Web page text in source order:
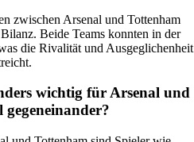
zwischen Arsenal und Tottenham
Beide Teams konnten in der
die Rivalität und Ausgeglichenheit
wichtig für Arsenal und